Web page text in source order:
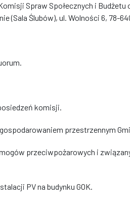
Spraw Społecznych i Budżetu
(Sala Ślubów), ul. Wolności 6, 78-
komisji.
przestrzennym
przeciwpożarowych i
PV na budynku GOK.